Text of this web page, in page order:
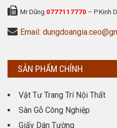
Mr Dũng 0777117770 – P.Kinh
Email:
SẢN PHẨM CHÍNH
Vật Tư Trang Trí Nội Thất
Sàn Gỗ Công Nghiệp
Giấy Dán Tường